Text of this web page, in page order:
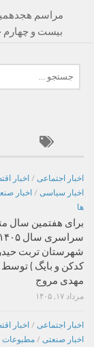
مراسم
بیست و چهارم
برای:
اخبار اجتماعی / اخبار
اخبار سیاسی / اخبار
ها
برای هفتمین سال
شهرستان تربت
کدکن و بایگ )
مهدی مروج
مرداد ۱۷, ۱۴۰۵
اخبار اجتماعی / اخبار
اخبار صنعتی / مطبوعات